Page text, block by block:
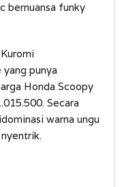
bernuansa funky
punya
Honda Scoopy
Secara
warna ungu